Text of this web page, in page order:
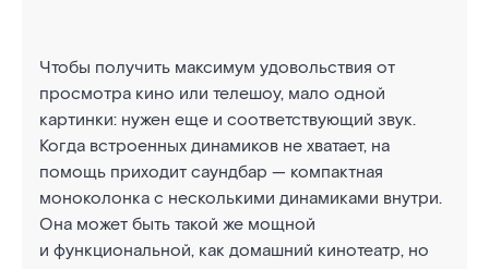
Чтобы получить максимум удовольствия от
просмотра кино или телешоу, мало одной
картинки: нужен еще и соответствующий звук.
Когда встроенных динамиков не хватает, на
помощь приходит саундбар — компактная
моноколонка с несколькими динамиками внутри.
Она может быть такой же мощной
и функциональной, как домашний кинотеатр, но